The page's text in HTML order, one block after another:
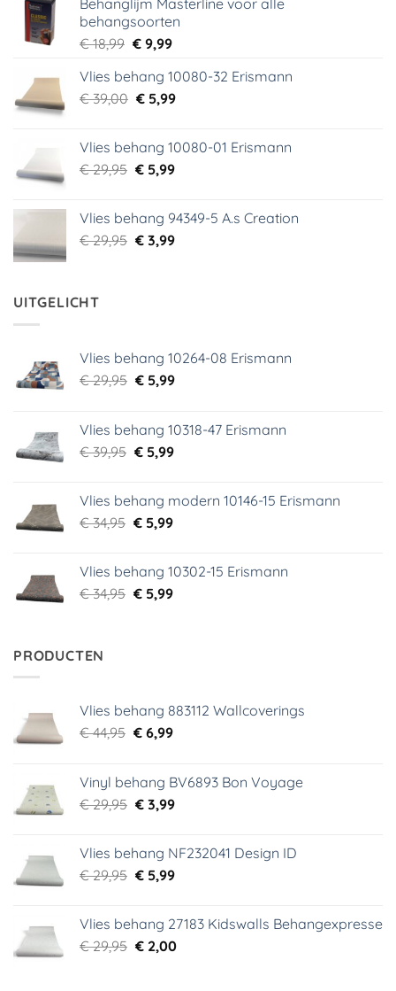
Behanglijm Masterline voor alle
behangsoorten
€18,99 Oorspronkelijke
was:
€ 18,99.
€9,99Huidige
is:
€ 9,99.
Vlies behang 10080-32 Erismann
€39,00 Oorspronkelijke
€ 39,00.
€5,99Huidige
€ 5,99.
Vlies behang 10080-01 Erismann
€29,95 Oorspronkelijke
€ 29,95.
€5,99Huidige
€ 5,99.
Vlies behang 94349-5 A.s Creation
€29,95 Oorspronkelijke
€3,99Huidige
UITGELICHT
Vlies behang 10264-08 Erismann
€29,95 Oorspronkelijke
€ 29,95.
€5,99Huidige
€ 5,99.
Vlies behang 10318-47 Erismann
€39,95 Oorspronkelijke
€ 39,95.
€5,99Huidige
€ 5,99.
Vlies behang modern 10146-15 Erismann
€34,95 Oorspronkelijke
€ 34,95.
€5,99Huidige
€ 5,99.
Vlies behang 10302-15 Erismann
€34,95 Oorspronkelijke
€5,99Huidige
PRODUCTEN
Vlies behang 883112 Wallcoverings
€44,95 Oorspronkelijke
€ 44,95.
€6,99Huidige
€ 6,99.
Vinyl behang BV6893 Bon Voyage
€29,95 Oorspronkelijke
€ 29,95.
€3,99Huidige
€ 3,99.
Vlies behang NF232041 Design ID
€29,95 Oorspronkelijke
€ 29,95.
€5,99Huidige
€ 5,99.
Vlies behang 27183 Kidswalls Behangexpresse
€29,95 Oorspronkelijke
€2,00Huidige